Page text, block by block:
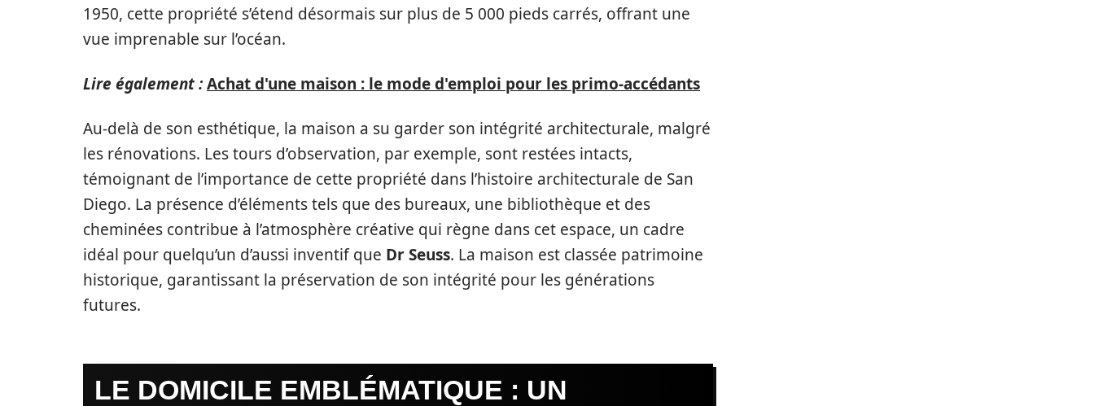
1950, cette propriété s’étend désormais sur plus de 5 000 pieds carrés, offrant une
vue imprenable sur l’océan.
Lire également :Achat d'une maison : le mode d'emploi pour les primo-accédants
Au-delà de son esthétique, la maison a su garder son intégrité architecturale, malgré
les rénovations. Les tours d’observation, par exemple, sont restées intacts,
témoignant de l’importance de cette propriété dans l’histoire architecturale de San
Diego. La présence d’éléments tels que des bureaux, une bibliothèque et des
cheminées contribue à l’atmosphère créative qui règne dans cet espace, un cadre
idéal pour quelqu’un d’aussi inventif que Dr Seuss. La maison est classée patrimoine
historique, garantissant la préservation de son intégrité pour les générations
futures.
LE DOMICILE EMBLÉMATIQUE : UN